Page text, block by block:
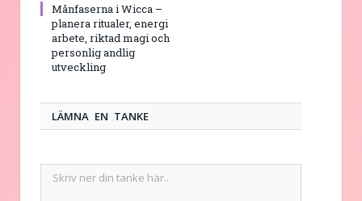
Månfaserna i Wicca –
planera ritualer, energi
arbete, riktad magi och
personlig andlig
utveckling
LÄMNA EN TANKE